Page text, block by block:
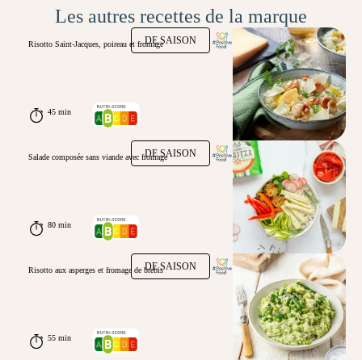
Les autres recettes de la marque
DE SAISON
Risotto Saint-Jacques, poireau et fromage
45 min
DE SAISON
Salade composée sans viande avec fromage
80 min
DE SAISON
Risotto aux asperges et fromage de brebis
55 min